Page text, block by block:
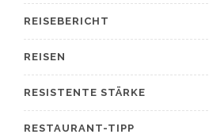
REISEBERICHT
REISEN
RESISTENTE STÄRKE
RESTAURANT-TIPP